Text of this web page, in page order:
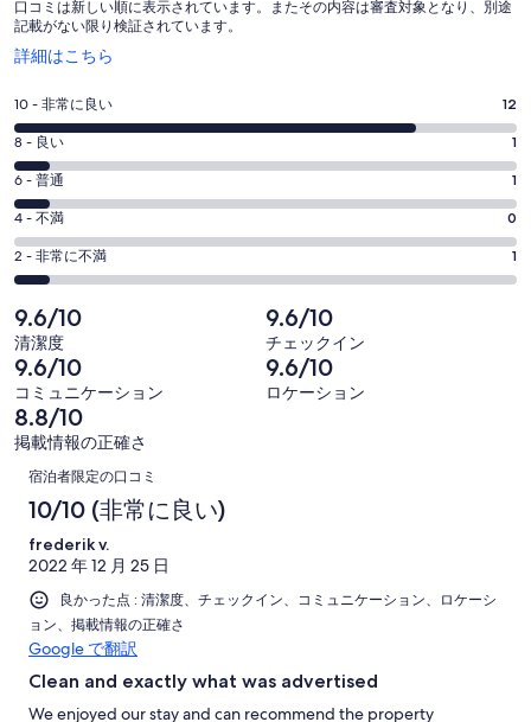
口コミは新しい順に表示されています。またその内容は審査対象となり、別途
記載がない限り検証されています。
詳細はこちら
新
い
ィ
ン
ド
ウ
で
開
く
評
価
10
-
15
件
の
口
コ
ミ
中
12
件
が
非
常
良
い
10 - 非常に良い 12
評
価
8
-
15
件
口
コ
ミ
中
1
件
が
良
8 - 良い 1
評
価
6
-
15
件
の
口
コ
ミ
中
件
普
通
6 - 普通 1
評
価
4
15
件
の
口
コ
ミ
中
が
不
満
4 - 不満 0
評
価
2
-
15
件
の
口
ミ
件
が
常
に
2 - 非常に不満 1
9.6/10
清潔度
9.6/10
チェックイン
9.6/10
コミュニケーション
9.6/10
ロケーション
8.8/10
掲載情報の正確さ
口
コ
ミ
宿泊者限定の口コミ
10/10 (非常に良い)
frederik v.
2022 年 12 月 25 日
良かった点 : 清潔度、チェックイン、コミュニケーション、ロケーシ
ョン、掲載情報の正確さ
Google で翻訳
Clean and exactly what was advertised
We enjoyed our stay and can recommend the property